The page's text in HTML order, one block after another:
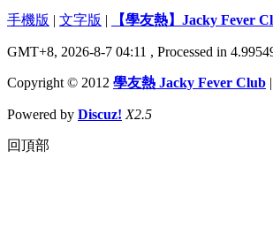
手機版 | 文字版 | 【學友熱】Jacky Fever
GMT+8, 2026-8-7 04:11 , Processed in
Copyright © 2012 學友熱 Jacky Fever Club |
Powered by Discuz! X2.5
回頂部